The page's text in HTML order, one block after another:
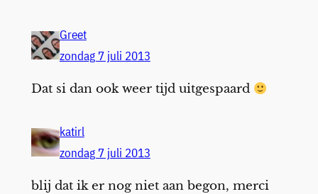
Greet
zondag 7 juli 2013
Dat si dan ook weer tijd uitgespaard
katirl
zondag 7 juli 2013
blij dat ik er nog niet aan begon, merci